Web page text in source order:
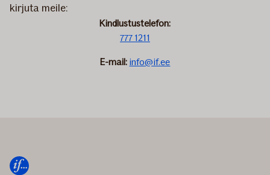
kirjuta meile:
Kindlustustelefon:
777 1211
E-mail: info@if.ee